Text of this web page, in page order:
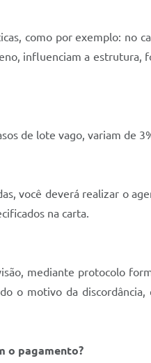
como por exemplo: no
influenciam a estrutura,
de lote vago, variam de
você deverá realizar o
na carta.
mediante protocolo
o motivo da
o pagamento?